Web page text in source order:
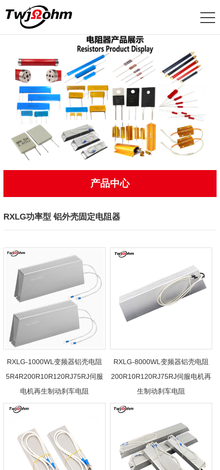
产品中心
RXLG功率型 铝外壳固定电阻器
RXLG-1000WL变频器铝壳电阻
5R4R200R10R120RJ75RJ伺服
电机再生制动刹车电阻
RXLG-8000WL变频器铝壳电阻
200R10R120RJ75RJ伺服电机再
生制动刹车电阻